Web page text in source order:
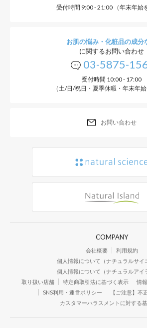
受付時間 9:00 - 21:00 （年末年始
お肌の悩み・化粧品の成分
に関するお問い合わせ
03-5875-
受付時間 10:00 - 17:00
（土/日/祝日・夏季休暇・年末年始
お問い合わせ
COMPANY
会社概要
利用規約
個人情報について（ナチュラルサイ
個人情報について（ナチュラルアイ
取り扱い店舗
特定商取引法に基づく表示
情
SNS利用・運営ポリシー
【ご注意】不
カスタマーハラスメントに対する